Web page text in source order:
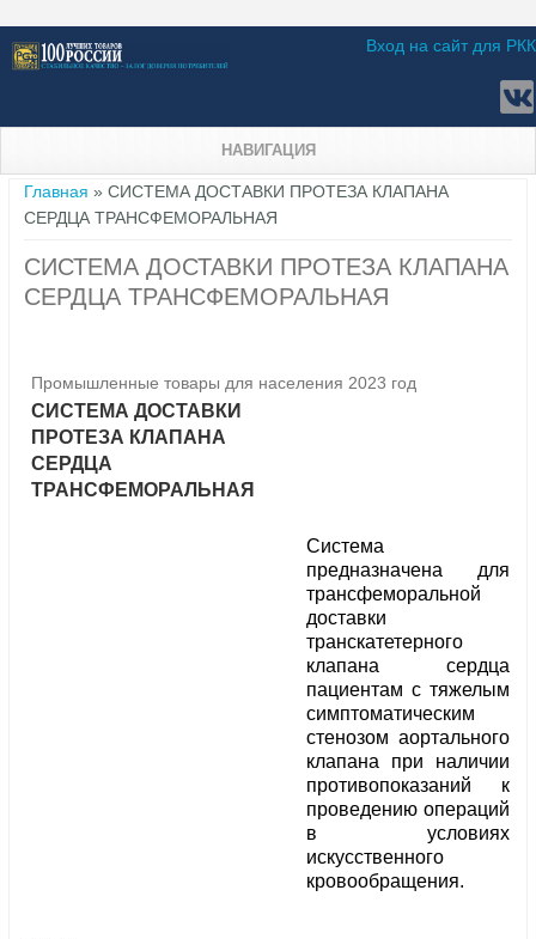
Вход на сайт для РКК
НАВИГАЦИЯ
Вы здесь
Главная » СИСТЕМА ДОСТАВКИ ПРОТЕЗА КЛАПАНА
СЕРДЦА ТРАНСФЕМОРАЛЬНАЯ
СИСТЕМА ДОСТАВКИ ПРОТЕЗА КЛАПАНА
СЕРДЦА ТРАНСФЕМОРАЛЬНАЯ
Промышленные товары для населения 2023 год
СИСТЕМА ДОСТАВКИ
ПРОТЕЗА КЛАПАНА
СЕРДЦА
ТРАНСФЕМОРАЛЬНАЯ
Система
предназначена для
трансфеморальной
доставки
транскатетерного
клапана сердца
пациентам с тяжелым
симптоматическим
стенозом аортального
клапана при наличии
противопоказаний к
проведению операций
в условиях
искусственного
кровообращения.